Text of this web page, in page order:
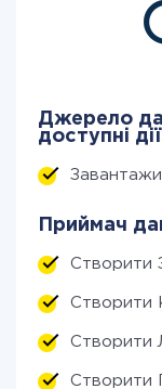
Джерело
доступні
Приймач
Створити
Створити